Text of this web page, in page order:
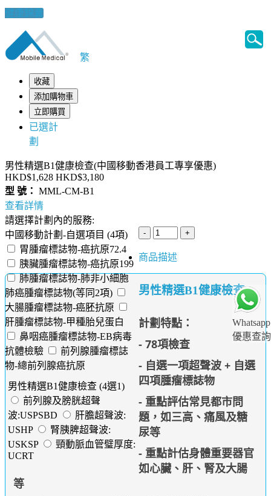
健康錦囊
Whatsapp
優惠查詢
繁
收藏
添加購物車
立即購買
已選計
劃
男性精選B1健康檢查(中國移動香港員工專享優惠)
HKD$1,628 HKD$3,180
型 號： MML-CM-B1
查看詳情
請選擇計劃內的服務:
中國移動計劃-自選項目 (4項)
胃腫瘤標誌物-癌抗原72.4
胰臟腫瘤標誌物-癌抗原199
肺腫瘤標誌物-肺非小細胞
肺癌腫瘤標誌物(等同2項)
大腸腫瘤標誌物-癌胚抗原
肝腫瘤標誌物-甲種胎兒蛋白
鼻咽癌腫瘤標誌物-EB病毒
抗體檢驗
前列腺腫瘤標誌
物-總前列腺癌抗原
男性精選B1健康檢查 (4選1)
前列腺及膀胱超聲
波:USPSBD
肝膽超聲波:
USHP
腎胰脾超聲波:
USKSP
頸動脈血管璧厚度:
UCRT
商品描述
男性精選B1健康檢查
計劃特點：
- 78項檢查
- 自選一項超聲波 + 自選
四項腫瘤標誌物
- 重點評估常見都市問
題，如三高、痛風及糖
尿等
- 重點計估身體重要器官
如心臟、肝、腎及大腸
等